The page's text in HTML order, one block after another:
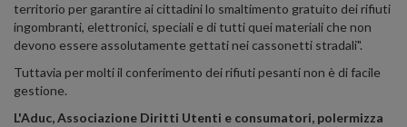
territorio per garantire ai cittadini lo smaltimento gratuito dei rifiuti
ingombranti, elettronici, speciali e di tutti quei materiali che non
devono essere assolutamente gettati nei cassonetti stradali".
Tuttavia per molti il conferimento dei rifiuti pesanti non è di facile
gestione.
L'Aduc, Associazione Diritti Utenti e consumatori, polermizza